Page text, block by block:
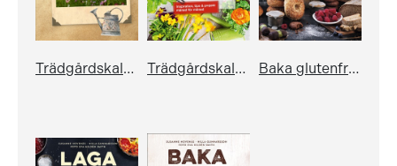
Trädgårdskalender – en fyll-i-bok med tips månad för månad Trädgårdskalender Baka glutenfritt